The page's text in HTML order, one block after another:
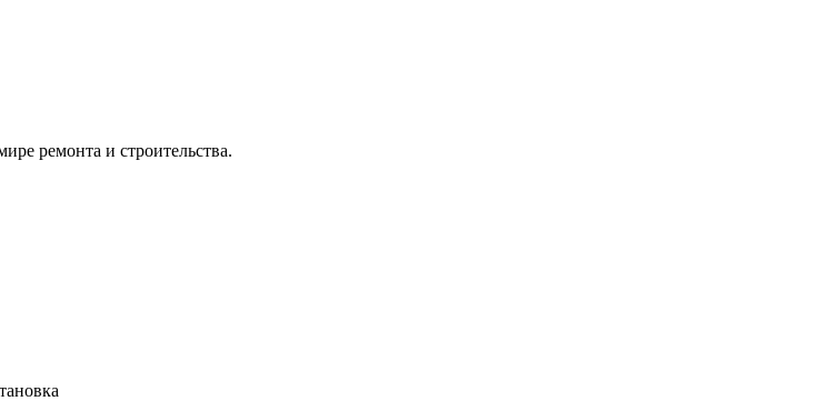
ремонта и строительства.